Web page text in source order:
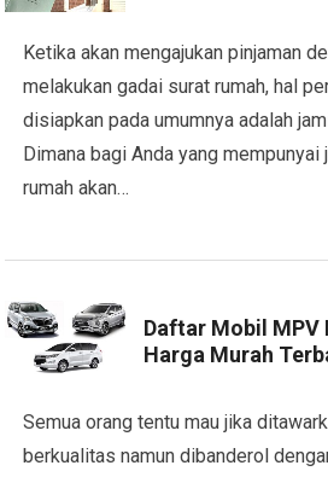
Ketika akan mengajukan pinjaman
melakukan gadai surat rumah, hal
disiapkan pada umumnya adalah
Dimana bagi Anda yang
rumah akan…
Daftar Mobil MPV
Harga Murah
Semua orang tentu mau jika
berkualitas namun dibanderol